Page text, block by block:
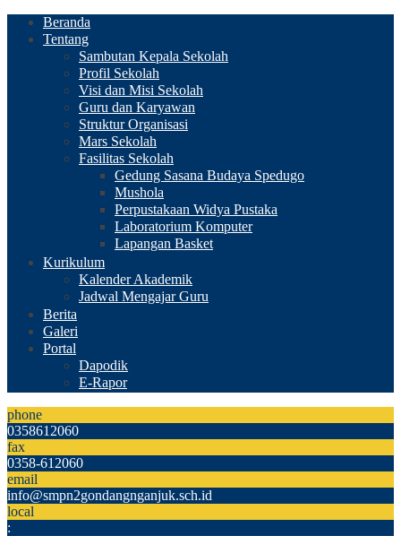
Beranda
Tentang
Sambutan Kepala Sekolah
Profil Sekolah
Visi dan Misi Sekolah
Guru dan Karyawan
Struktur Organisasi
Mars Sekolah
Fasilitas Sekolah
Gedung Sasana Budaya Spedugo
Mushola
Perpustakaan Widya Pustaka
Laboratorium Komputer
Lapangan Basket
Kurikulum
Kalender Akademik
Jadwal Mengajar Guru
Berita
Galeri
Portal
Dapodik
E-Rapor
phone
0358612060
fax
0358-612060
email
info@smpn2gondangnganjuk.sch.id
local
: